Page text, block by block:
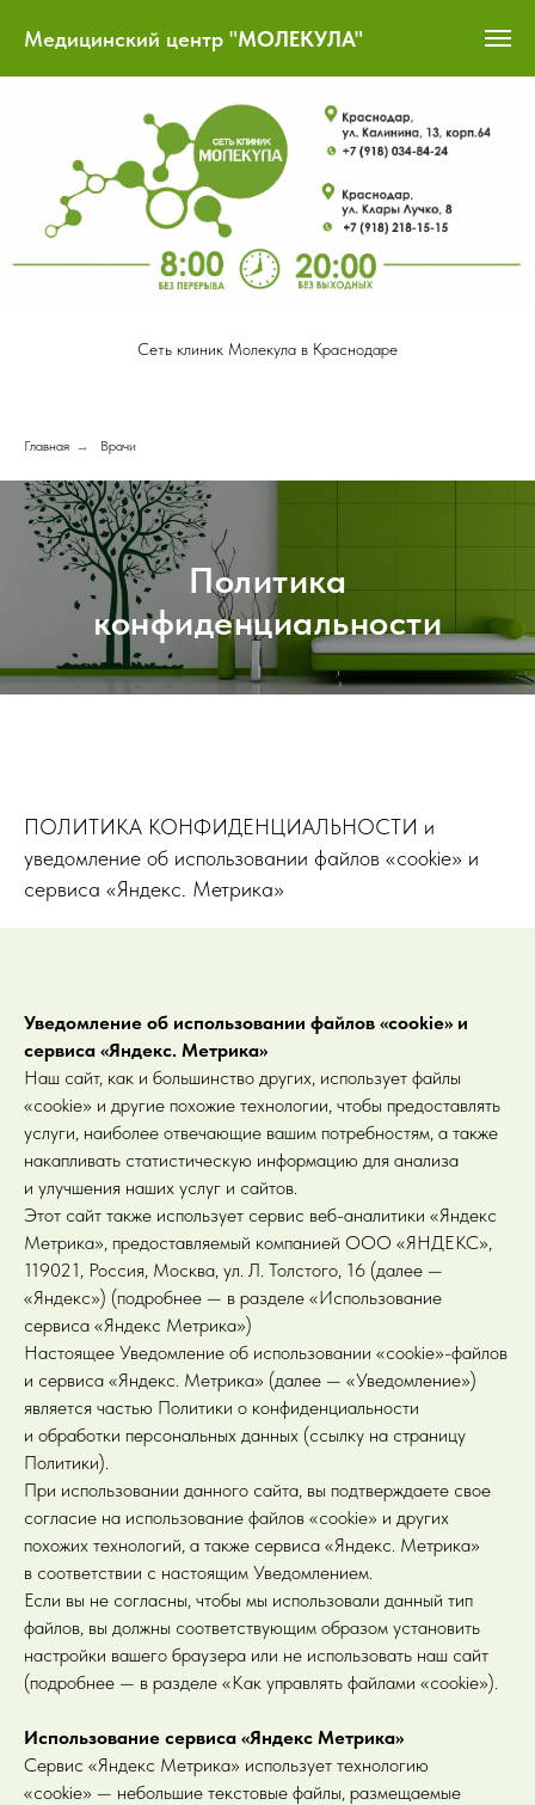
Сеть клиник Молекула в Краснодаре
Медицинский центр "МОЛЕКУЛА"
Главная → Врачи
Политика
конфиденциальности
ПОЛИТИКА КОНФИДЕНЦИАЛЬНОСТИ и
уведомление об использовании файлов «cookie» и
сервиса «Яндекс. Метрика»
Уведомление об использовании файлов «cookie» и
сервиса «Яндекс. Метрика»
Наш сайт, как и большинство других, использует файлы
«cookie» и другие похожие технологии, чтобы предоставлять
услуги, наиболее отвечающие вашим потребностям, а также
накапливать статистическую информацию для анализа
и улучшения наших услуг и сайтов.
Этот сайт также использует сервис веб-аналитики «Яндекс
Метрика», предоставляемый компанией ООО «ЯНДЕКС»,
119021, Россия, Москва, ул. Л. Толстого, 16 (далее —
«Яндекс») (подробнее — в разделе «Использование
сервиса «Яндекс Метрика»)
Настоящее Уведомление об использовании «cookie»-файлов
и сервиса «Яндекс. Метрика» (далее — «Уведомление»)
является частью Политики о конфиденциальности
и обработки персональных данных (ссылку на страницу
Политики).
При использовании данного сайта, вы подтверждаете свое
согласие на использование файлов «cookie» и других
похожих технологий, а также сервиса «Яндекс. Метрика»
в соответствии с настоящим Уведомлением.
Если вы не согласны, чтобы мы использовали данный тип
файлов, вы должны соответствующим образом установить
настройки вашего браузера или не использовать наш сайт
(подробнее — в разделе «Как управлять файлами «cookie»).
Использование сервиса «Яндекс Метрика»
Сервис «Яндекс Метрика» использует технологию
«cookie» — небольшие текстовые файлы, размещаемые